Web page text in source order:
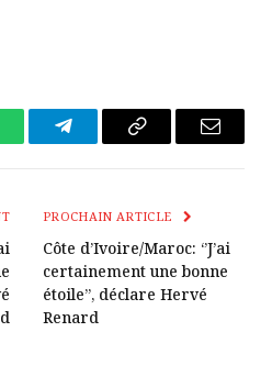
TélégrammeCopier
Lien
E-
PROCHAIN ARTICLE
Côte d’Ivoire/Maroc: ‘’J’ai
certainement une bonne
étoile’’, déclare Hervé
Renard